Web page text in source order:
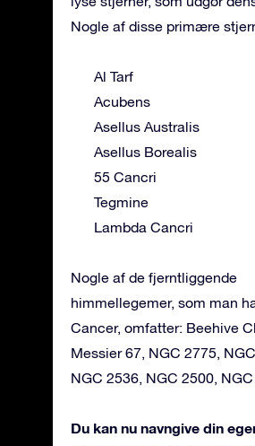
Nogle af disse primære
Al Tarf
Acubens
Asellus Australis
Asellus Borealis
55 Cancri
Tegmine
Lambda Cancri
Nogle af de fjerntliggende
himmellegemer, som man
Cancer, omfatter: Beehive
Messier 67, NGC 2775,
NGC 2536, NGC 2500,
Du kan nu navngive din